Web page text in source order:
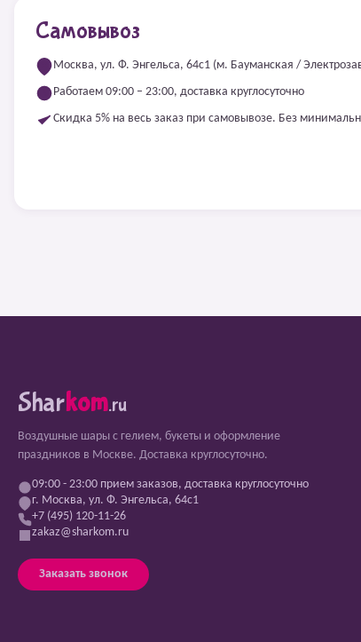
Самовывоз
Москва, ул. Ф. Энгельса, 64с1 (м. Бауманская /
Работаем 09:00 – 23:00, доставка круглосуточно
Скидка 5% на весь заказ при самовывозе. Без
Sharkom.ru
Воздушные шары с гелием, букеты и оформление
праздников в Москве. Доставка круглосуточно.
09:00 - 23:00 прием заказов, доставка круглосуточно
г. Москва, ул. Ф. Энгельса, 64с1
+7 (495) 120-11-26
zakaz@sharkom.ru
Заказать звонок